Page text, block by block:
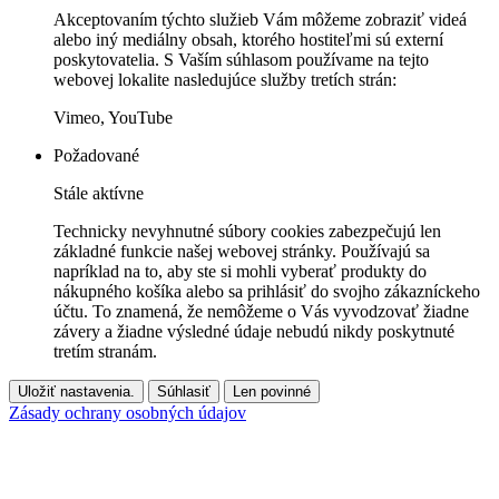
Akceptovaním týchto služieb Vám môžeme zobraziť videá
alebo iný mediálny obsah, ktorého hostiteľmi sú externí
poskytovatelia. S Vaším súhlasom používame na tejto
webovej lokalite nasledujúce služby tretích strán:
Vimeo, YouTube
Požadované
Stále aktívne
Technicky nevyhnutné súbory cookies zabezpečujú len
základné funkcie našej webovej stránky. Používajú sa
napríklad na to, aby ste si mohli vyberať produkty do
nákupného košíka alebo sa prihlásiť do svojho zákazníckeho
účtu. To znamená, že nemôžeme o Vás vyvodzovať žiadne
závery a žiadne výsledné údaje nebudú nikdy poskytnuté
tretím stranám.
Uložiť nastavenia. Súhlasiť Len povinné
Zásady ochrany osobných údajov